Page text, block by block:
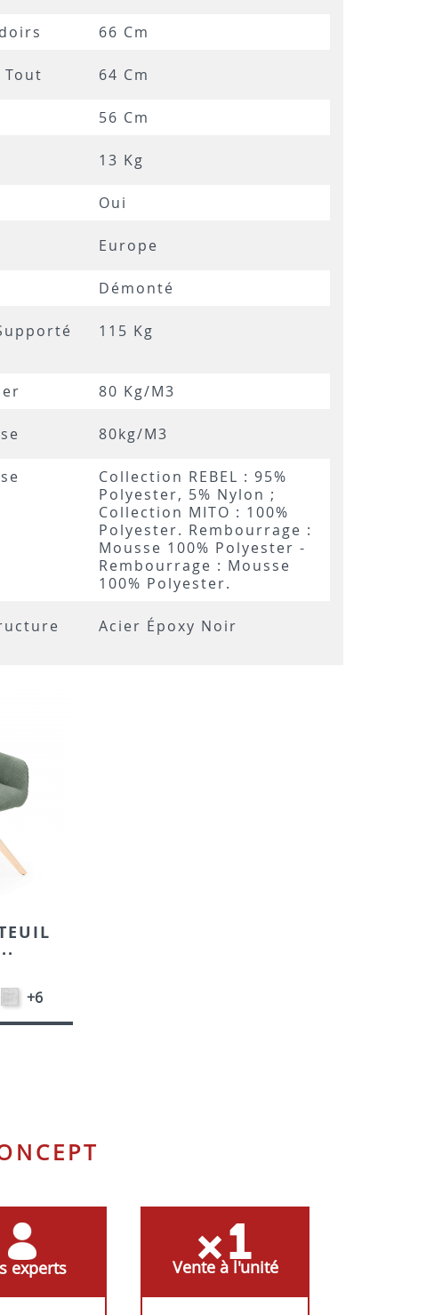
66 Cm
64 Cm
56 Cm
13 Kg
Oui
Europe
Démonté
115 Kg
80 Kg/m3
80kg/m3
Collection REBEL : 95%
Polyester, 5% Nylon ;
Collection MITO : 100%
Polyester. Rembourrage :
Mousse 100% Polyester -
Rembourrage : Mousse
100% Polyester.
Acier Époxy Noir
REBEL-
CREAM
9712
+6
experts Vente à l'unité